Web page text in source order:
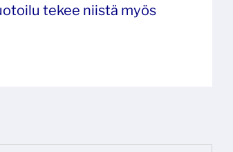
tekee niistä myös